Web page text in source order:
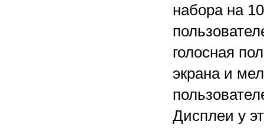
набора на
голосная
экрана и
Дисплеи у